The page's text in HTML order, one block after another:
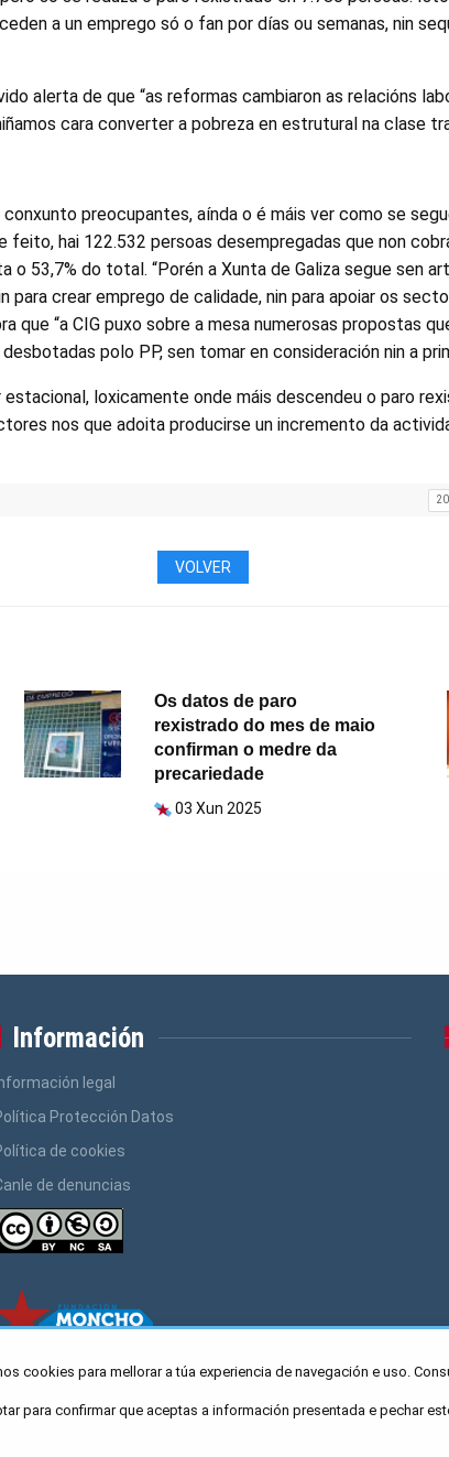
a un emprego só o fan por días ou semanas, nin
alerta de que “as reformas cambiaron as relacións
cara converter a pobreza en estrutural na clase
preocupantes, aínda o é máis ver como se
feito, hai 122.532 persoas desempregadas que non
o 53,7% do total. “Porén a Xunta de Galiza segue sen
para crear emprego de calidade, nin para apoiar os
que “a CIG puxo sobre a mesa numerosas propostas
polo PP, sen tomar en consideración nin a
loxicamente onde máis descendeu o paro
nos que adoita producirse un incremento da
VOLVER
Os datos de paro
rexistrado do mes de maio
confirman o medre da
precariedade
03 Xun 2025
Información
legal
Protección Datos
de cookies
de denuncias
cookies para mellorar a túa experiencia de navegación e uso.
para confirmar que aceptas a información presentada e pechar